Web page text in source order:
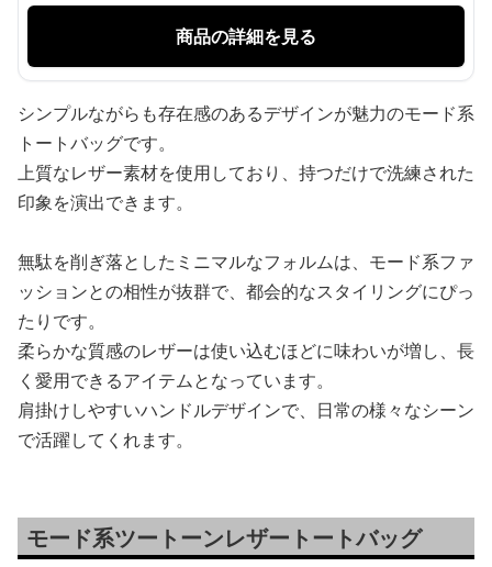
商品の詳細を見る
シンプルながらも存在感のあるデザインが魅力のモード系
トートバッグです。
上質なレザー素材を使用しており、持つだけで洗練された
印象を演出できます。
無駄を削ぎ落としたミニマルなフォルムは、モード系ファ
ッションとの相性が抜群で、都会的なスタイリングにぴっ
たりです。
柔らかな質感のレザーは使い込むほどに味わいが増し、長
く愛用できるアイテムとなっています。
肩掛けしやすいハンドルデザインで、日常の様々なシーン
で活躍してくれます。
モード系ツートーンレザートートバッグ